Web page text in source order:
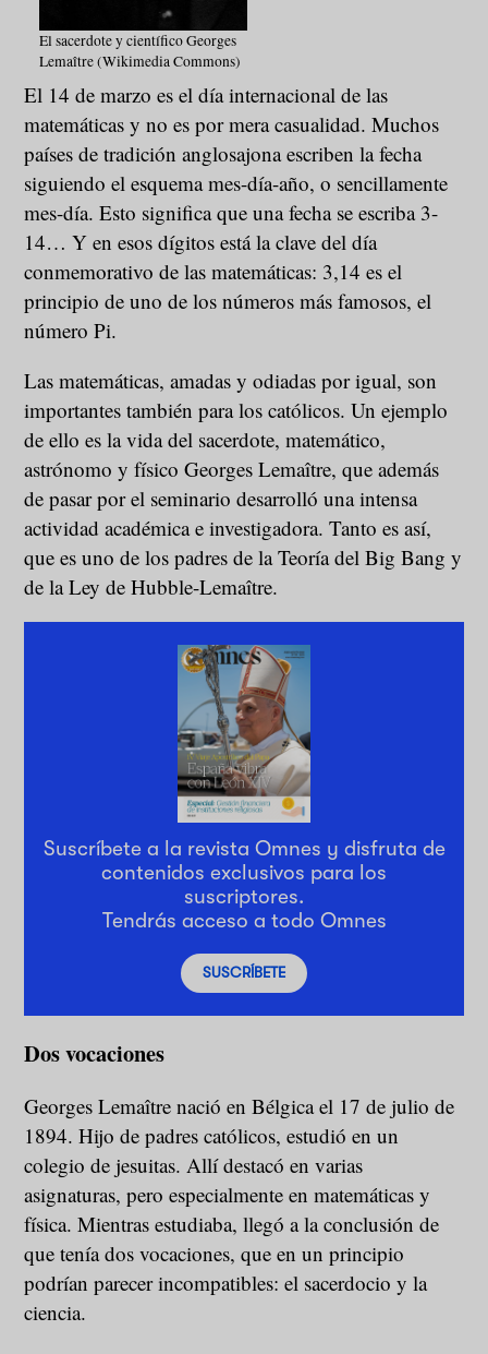
El sacerdote y científico Georges
Lemaître (Wikimedia Commons)
El 14 de marzo es el día internacional de las
matemáticas y no es por mera casualidad. Muchos
países de tradición anglosajona escriben la fecha
siguiendo el esquema mes-día-año, o sencillamente
mes-día. Esto significa que una fecha se escriba 3-
14… Y en esos dígitos está la clave del día
conmemorativo de las matemáticas: 3,14 es el
principio de uno de los números más famosos, el
número Pi.
Las matemáticas, amadas y odiadas por igual, son
importantes también para los católicos. Un ejemplo
de ello es la vida del sacerdote, matemático,
astrónomo y físico Georges Lemaître, que además
de pasar por el seminario desarrolló una intensa
actividad académica e investigadora. Tanto es así,
que es uno de los padres de la Teoría del Big Bang y
de la Ley de Hubble-Lemaître.
Suscríbete a la revista Omnes y disfruta de
contenidos exclusivos para los
suscriptores.
Tendrás acceso a todo Omnes
SUSCRÍBETE
Dos vocaciones
Georges Lemaître nació en Bélgica el 17 de julio de
1894. Hijo de padres católicos, estudió en un
colegio de jesuitas. Allí destacó en varias
asignaturas, pero especialmente en matemáticas y
física. Mientras estudiaba, llegó a la conclusión de
que tenía dos vocaciones, que en un principio
podrían parecer incompatibles: el sacerdocio y la
ciencia.